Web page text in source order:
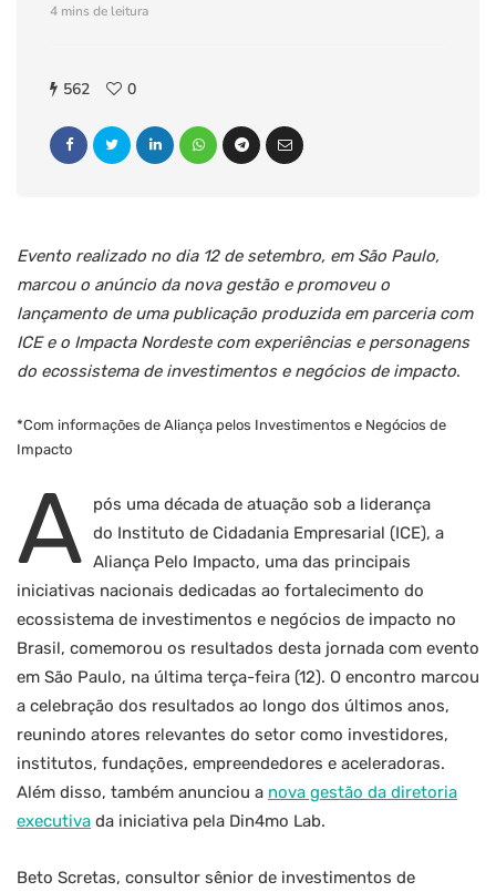
4 mins de leitura
562 0
Evento realizado no dia 12 de setembro, em São Paulo,
marcou o anúncio da nova gestão e promoveu o
lançamento de uma publicação produzida em parceria com
ICE e o Impacta Nordeste com experiências e personagens
do ecossistema de investimentos e negócios de impacto.
*Com informações de Aliança pelos Investimentos e Negócios de
Impacto
A
pós uma década de atuação sob a liderança
do Instituto de Cidadania Empresarial (ICE), a
Aliança Pelo Impacto, uma das principais
iniciativas nacionais dedicadas ao fortalecimento do
ecossistema de investimentos e negócios de impacto no
Brasil, comemorou os resultados desta jornada com evento
em São Paulo, na última terça-feira (12). O encontro marcou
a celebração dos resultados ao longo dos últimos anos,
reunindo atores relevantes do setor como investidores,
institutos, fundações, empreendedores e aceleradoras.
Além disso, também anunciou a nova gestão da diretoria
executiva da iniciativa pela Din4mo Lab.
Beto Scretas, consultor sênior de investimentos de